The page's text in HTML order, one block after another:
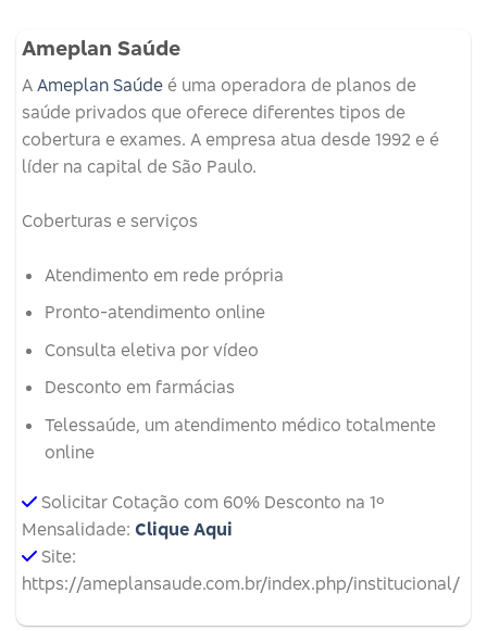
Ameplan Saúde
A Ameplan Saúde é uma operadora de planos de
saúde privados que oferece diferentes tipos de
cobertura e exames. A empresa atua desde 1992 e é
líder na capital de São Paulo.
Coberturas e serviços
Atendimento em rede própria
Pronto-atendimento online
Consulta eletiva por vídeo
Desconto em farmácias
Telessaúde, um atendimento médico totalmente
online
Solicitar Cotação com 60% Desconto na 1º
Mensalidade: Clique Aqui
Site:
https://ameplansaude.com.br/index.php/institucional/